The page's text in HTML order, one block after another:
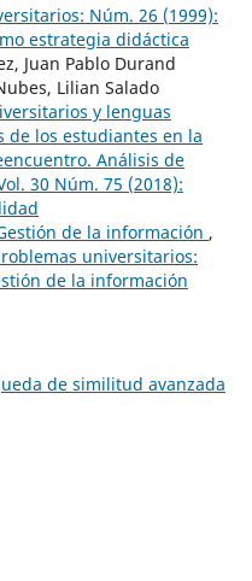
Núm. 26 (1999):
estrategia didáctica
Juan Pablo Durand
Lilian Salado
y lenguas
de los estudiantes en la
Análisis de
30 Núm. 75 (2018):
de la información ,
universitarios:
de la información
de similitud avanzada